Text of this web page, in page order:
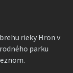
rieky Hron v
parku